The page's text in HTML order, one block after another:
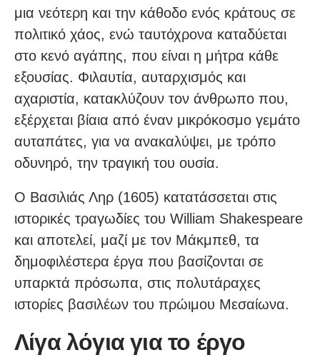
μια νεότερη και την κάθοδο ενός κράτους σε
πολιτικό χάος, ενώ ταυτόχρονα καταδύεται
στο κενό αγάπης, που είναι η μήτρα κάθε
εξουσίας. Φιλαυτία, αυταρχισμός και
αχαριστία, κατακλύζουν τον άνθρωπο που,
εξέρχεται βίαια από έναν μικρόκοσμο γεμάτο
αυταπάτες, για να ανακαλύψει, με τρόπο
οδυνηρό, την τραγική του ουσία.
Ο Βασιλιάς Ληρ (1605) κατατάσσεται στις
ιστορικές τραγωδίες του William Shakespeare
και αποτελεί, μαζί με τον Μάκμπεθ, τα
δημοφιλέστερα έργα που βασίζονται σε
υπαρκτά πρόσωπα, στις πολυτάραχες
ιστορίες βασιλέων του πρώιμου Μεσαίωνα.
Λίγα λόγια για το έργο